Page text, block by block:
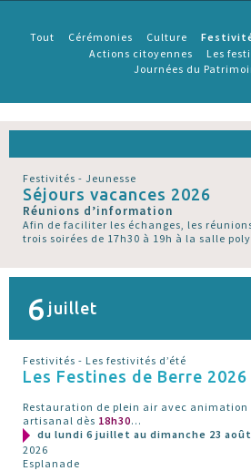
Tout Cérémonies Culture
Actions citoyennes
Les
Journées du
Festivités - Jeunesse
Séjours vacances 2026
Réunions d’information
Afin de faciliter les échanges, les
trois soirées de 17h30 à 19h à la salle
6 juillet
Festivités - Les festivités d’été
Les Festines de Berre 2026
Restauration de plein air avec
artisanal dès 18h30...
du lundi 6 juillet au dimanche 23 août
2026
Esplanade